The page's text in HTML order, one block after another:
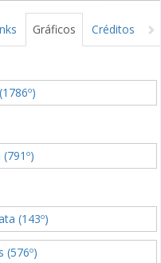
Gráficos Créditos
(1786º)
(143º)
(576º)